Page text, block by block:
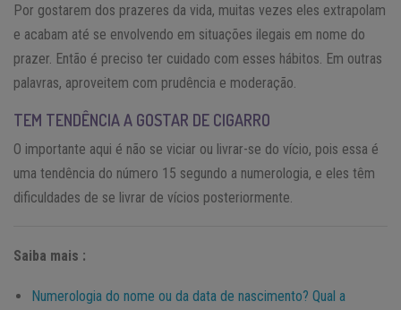
Por gostarem dos prazeres da vida, muitas vezes eles extrapolam
e acabam até se envolvendo em situações ilegais em nome do
prazer. Então é preciso ter cuidado com esses hábitos. Em outras
palavras, aproveitem com prudência e moderação.
TEM TENDÊNCIA A GOSTAR DE CIGARRO
O importante aqui é não se viciar ou livrar-se do vício, pois essa é
uma tendência do número 15 segundo a numerologia, e eles têm
dificuldades de se livrar de vícios posteriormente.
Saiba mais :
Numerologia do nome ou da data de nascimento? Qual a